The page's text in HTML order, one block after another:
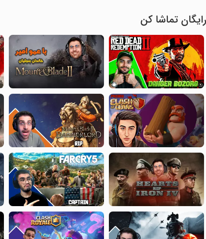
رایگان تماشا کن